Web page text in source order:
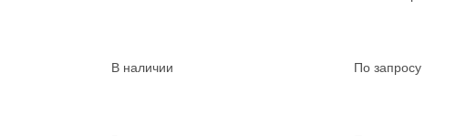
В наличии По запросу